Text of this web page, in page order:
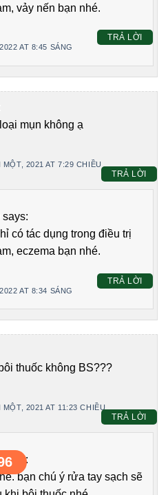
vảy nến bạn nhé.
AT 8:45 SÁNG
TRẢ LỜI
mụn không ạ
2021 AT 7:29 CHIỀU
TRẢ LỜI
says:
có tác dụng trong điều trị
eczema bạn nhé.
AT 8:34 SÁNG
TRẢ LỜI
thuốc không BS???
2021 AT 11:23 CHIỀU
TRẢ LỜI
says:
bạn chú ý rửa tay sạch sẽ